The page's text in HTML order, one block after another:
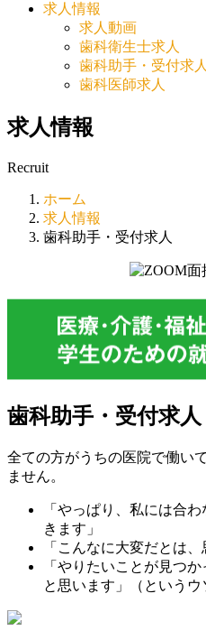
求人情報
求人動画
歯科衛生士求人
歯科助手・受付求人
歯科医師求人
求人情報
Recruit
ホーム
求人情報
歯科助手・受付求人
歯科助手・受付求人
全ての方がうちの医院で働い
ません。
「やっぱり、私には合
きます」
「こんなに大変だとは
「やりたいことが見つ
と思います」（というウ